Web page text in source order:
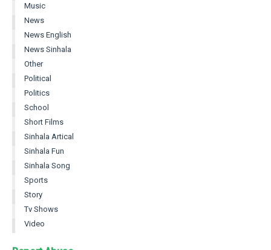
Music
News
News English
News Sinhala
Other
Political
Politics
School
Short Films
Sinhala Artical
Sinhala Fun
Sinhala Song
Sports
Story
Tv Shows
Video